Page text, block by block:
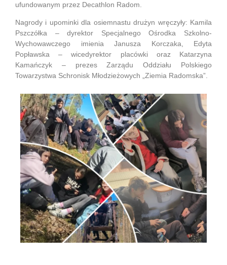
ufundowanym przez Decathlon Radom.
Nagrody i upominki dla osiemnastu drużyn wręczyły: Kamila
Pszczółka – dyrektor Specjalnego Ośrodka Szkolno-
Wychowawczego imienia Janusza Korczaka, Edyta
Popławska – wicedyrektor placówki oraz Katarzyna
Kamańczyk – prezes Zarządu Oddziału Polskiego
Towarzystwa Schronisk Młodzieżowych „Ziemia Radomska”.